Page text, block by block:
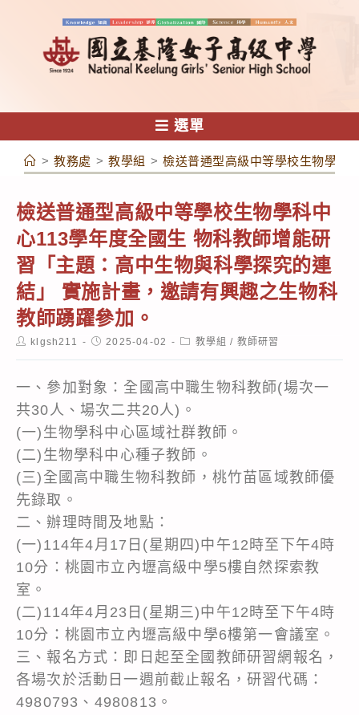
容
選單
> 教務處 > 教學組 > 檢送普通型高級中等學校生物學科
檢送普通型高級中等學校生物學科中
心113學年度全國生 物科教師增能研
習「主題：高中生物與科學探究的連
結」 實施計畫，邀請有興趣之生物科
教師踴躍參加。
Postklgsh211
Post2025-04-02
Post教學組 / 教師研習
一、參加對象：全國高中職生物科教師(場次一
共30人、場次二共20人)。
(一)生物學科中心區域社群教師。
(二)生物學科中心種子教師。
(三)全國高中職生物科教師，桃竹苗區域教師優
先錄取。
二、辦理時間及地點：
(一)114年4月17日(星期四)中午12時至下午4時
10分：桃園市立內壢高級中學5樓自然探索教
室。
(二)114年4月23日(星期三)中午12時至下午4時
10分：桃園市立內壢高級中學6樓第一會議室。
三、報名方式：即日起至全國教師研習網報名，
各場次於活動日一週前截止報名，研習代碼：
4980793、4980813。